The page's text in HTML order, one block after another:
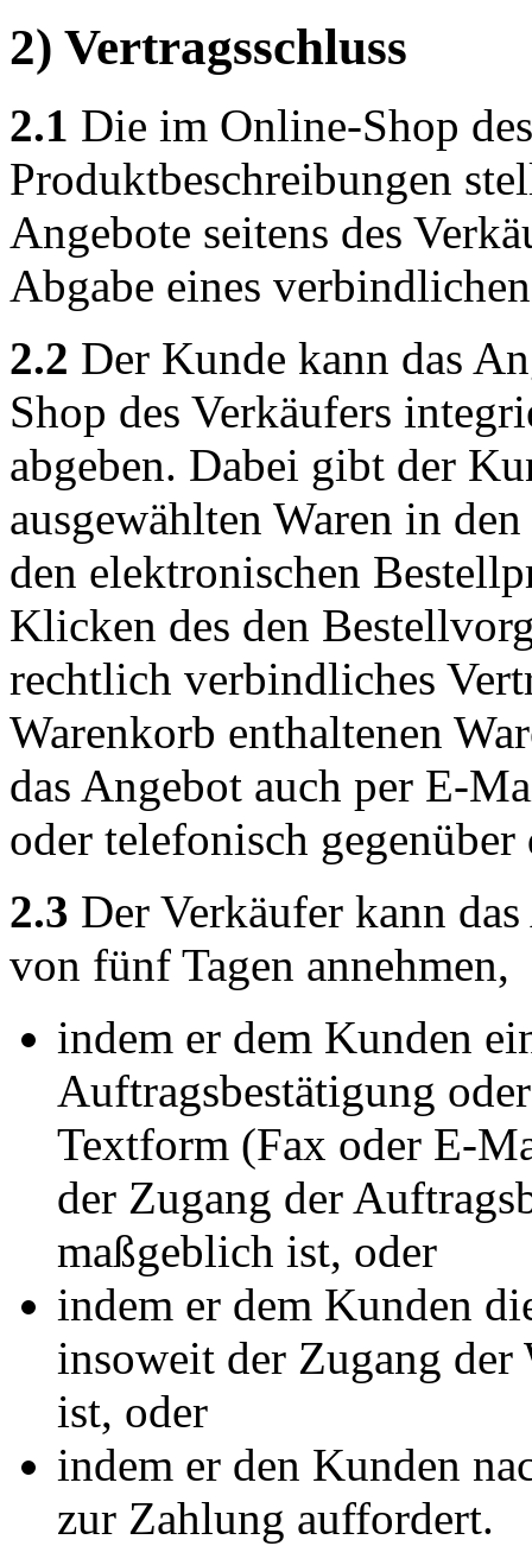
2) Vertragsschluss
2.1 Die im Online-Shop
Produktbeschreibungen
Angebote seitens des
Abgabe eines
2.2 Der Kunde kann das
Shop des Verkäufers
abgeben. Dabei gibt der
ausgewählten Waren in
den elektronischen
Klicken des den
rechtlich verbindliches
Warenkorb enthaltenen
das Angebot auch per E-
oder telefonisch
2.3 Der Verkäufer kann
von fünf Tagen annehmen,
indem er dem Kunden
Auftragsbestätigung
Textform (Fax oder E-
der Zugang der
maßgeblich ist, oder
indem er dem Kunden
insoweit der Zugang
ist, oder
indem er den Kunden
zur Zahlung auffordert.